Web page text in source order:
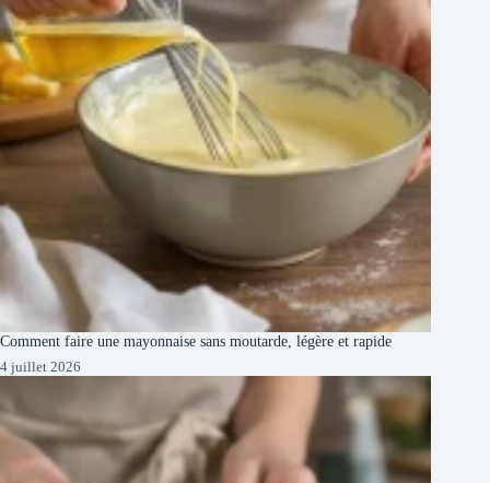
Comment faire une mayonnaise sans moutarde, légère et rapide
4 juillet 2026